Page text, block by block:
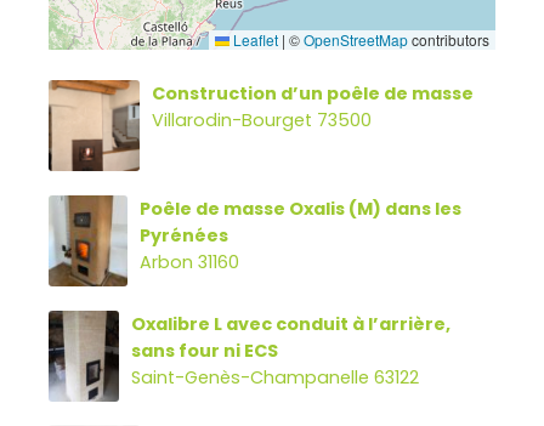
Leaflet | ©OpenStreetMapcontributors
Construction d’un poêle de masse
Villarodin-Bourget 73500
Poêle de masse Oxalis (M) dans les
Pyrénées
Arbon 31160
Oxalibre L avec conduit à l’arrière,
sans four ni ECS
Saint-Genès-Champanelle 63122